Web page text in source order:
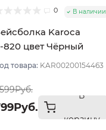
0 В наличии
Karoca
820 цвет Чёрный
57-59
товара: KAR00200154463
В
корзину